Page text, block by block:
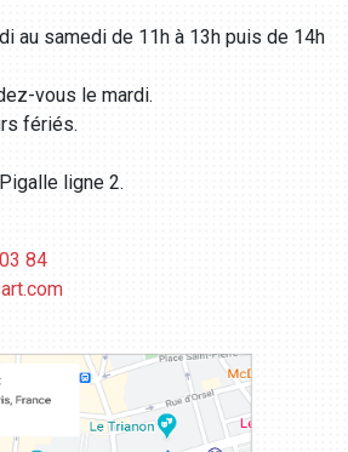
au samedi de 11h à 13h puis de 14h
vous le mardi.
fériés.
ligne 2.
84